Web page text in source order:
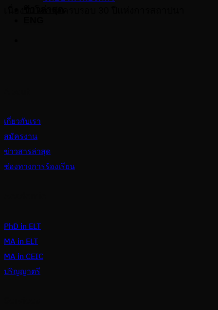
เกี่ยวกับเรา
สมัครงาน
ข่าวสารล่าสุด
ช่องทางการร้องเรียน
PhD in ELT
MA in ELT
MA in CEIC
ปริญญาตรี